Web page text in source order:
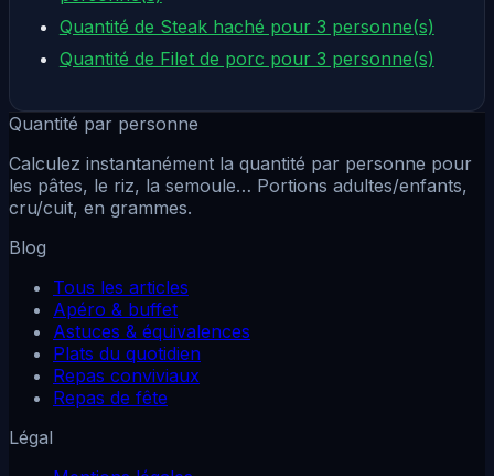
Quantité de Steak haché pour 3 personne(s)
Quantité de Filet de porc pour 3 personne(s)
Quantité par personne
Calculez instantanément la quantité par personne pour
les pâtes, le riz, la semoule… Portions adultes/enfants,
cru/cuit, en grammes.
Blog
Tous les articles
Apéro & buffet
Astuces & équivalences
Plats du quotidien
Repas conviviaux
Repas de fête
Légal